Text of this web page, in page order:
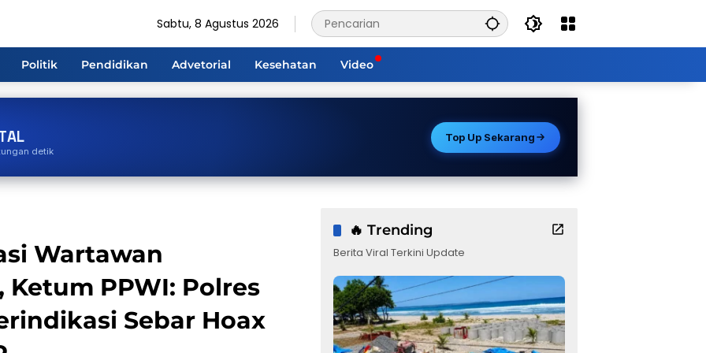
Sabtu, 8 Agustus 2026
Politik Pendidikan Advetorial Kesehatan Video
detik
Top Up Sekarang
Wartawan
PPWI: Polres
Sebar Hoax
🔥 Trending
Berita Viral Terkini Update